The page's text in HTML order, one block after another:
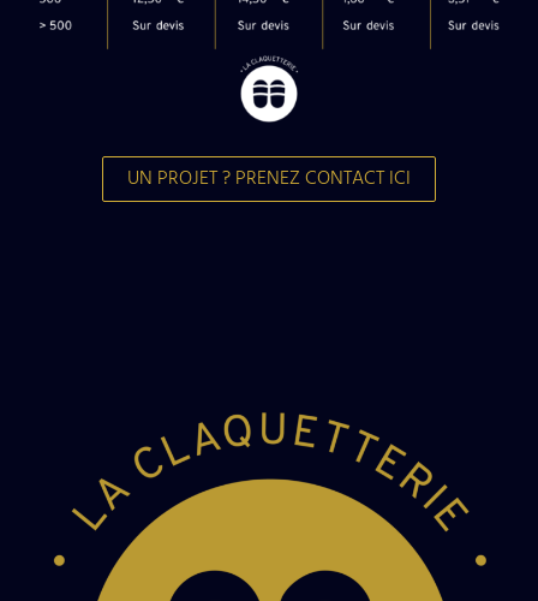
UN PROJET ? PRENEZ CONTACT ICI